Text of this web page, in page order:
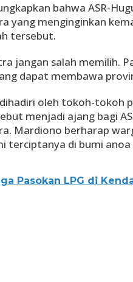
bahwa ASR-
yang menginginkan
tersebut.
jangan salah memilih.
dapat membawa
oleh tokoh-tokoh
menjadi ajang bagi
Mardiono berharap
terciptanya di bumi
Pasokan LPG di